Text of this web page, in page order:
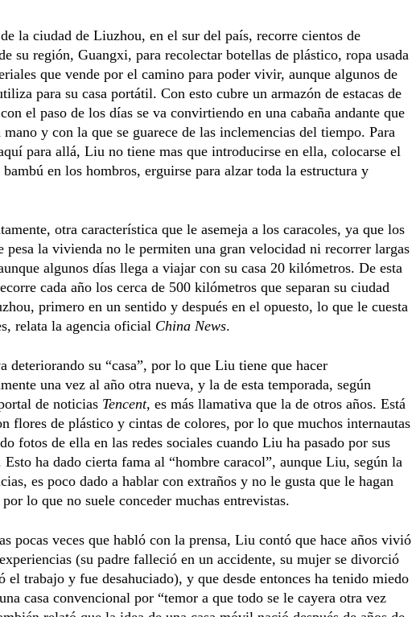
la ciudad de Liuzhou, en el sur del país, recorre cientos de
su región, Guangxi, para recolectar botellas de plástico, ropa usada
que vende por el camino para poder vivir, aunque algunos de
para su casa portátil. Con esto cubre un armazón de estacas de
el paso de los días se va convirtiendo en una cabaña andante que
mano y con la que se guarece de las inclemencias del tiempo. Para
para allá, Liu no tiene mas que introducirse en ella, colocarse el
bambú en los hombros, erguirse para alzar toda la estructura y
otra característica que le asemeja a los caracoles, ya que los
pesa la vivienda no le permiten una gran velocidad ni recorrer largas
algunos días llega a viajar con su casa 20 kilómetros. De esta
cada año los cerca de 500 kilómetros que separan su ciudad
primero en un sentido y después en el opuesto, lo que le cuesta
relata la agencia oficial China News.
deteriorando su “casa”, por lo que Liu tiene que hacer
una vez al año otra nueva, y la de esta temporada, según
de noticias Tencent, es más llamativa que la de otros años. Está
flores de plástico y cintas de colores, por lo que muchos internautas
fotos de ella en las redes sociales cuando Liu ha pasado por sus
Esto ha dado cierta fama al “hombre caracol”, aunque Liu, según la
es poco dado a hablar con extraños y no le gusta que le hagan
lo que no suele conceder muchas entrevistas.
pocas veces que habló con la prensa, Liu contó que hace años vivió
(su padre falleció en un accidente, su mujer se divorció
el trabajo y fue desahuciado), y que desde entonces ha tenido miedo
casa convencional por “temor a que todo se le cayera otra vez